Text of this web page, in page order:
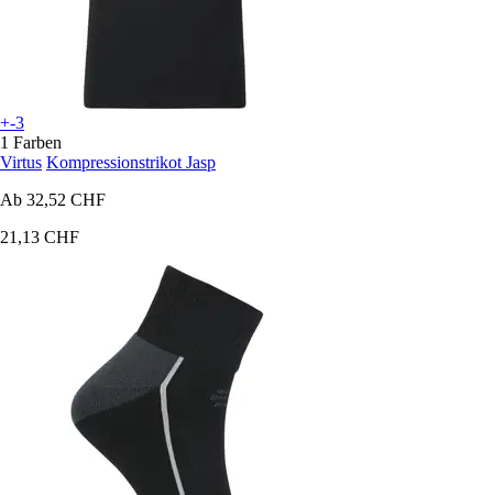
+-3
1 Farben
Virtus Kompressionstrikot Jasp
Ab 32,52 CHF
21,13 CHF